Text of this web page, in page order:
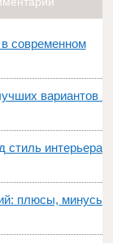
современном
вариантов и
стиль интерьера:
плюсы, минусы,